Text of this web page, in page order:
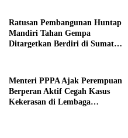
Ratusan Pembangunan Huntap
Mandiri Tahan Gempa
Ditargetkan Berdiri di Sumatra
Menteri PPPA Ajak Perempuan
Berperan Aktif Cegah Kasus
Kekerasan di Lembaga